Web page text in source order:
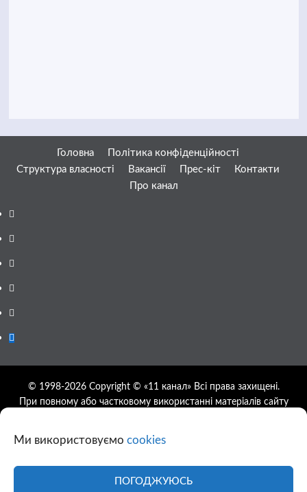
Ми використовуємо cookies
ПОГОДЖУЮСЬ
Головна
Політика конфіденційності
Структура власності
Вакансії Прес-кіт
Контакти
Про канал
Facebook
YouTube
Telegram
Instagram
Twitter
Google
© 1998-2026 Copyright © «11 канал» Всі права захищені.
При повному або частковому використанні матеріалів сайту
абзацу.
дозволяється за умови посилання на джерело та прямого